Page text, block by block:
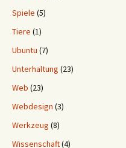
Spiele (5)
Tiere (1)
Ubuntu (7)
Unterhaltung (23)
Web (23)
Webdesign (3)
Werkzeug (8)
Wissenschaft(4)